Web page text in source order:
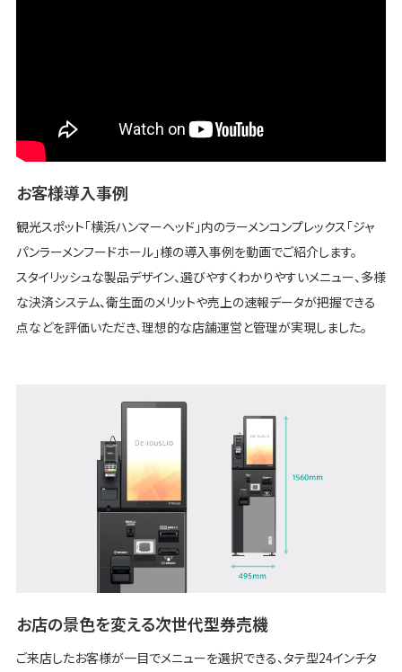
お客様導入事例
観光スポット「横浜ハンマーヘッド」内のラーメンコンプレックス「ジャ
パンラーメンフードホール」様の導入事例を動画でご紹介します。
スタイリッシュな製品デザイン、選びやすくわかりやすいメニュー、多様
な決済システム、衛生面のメリットや売上の速報データが把握できる
点などを評価いただき、理想的な店舗運営と管理が実現しました。
お店の景色を変える次世代型券売機
ご来店したお客様が一目でメニューを選択できる、タテ型24インチタ